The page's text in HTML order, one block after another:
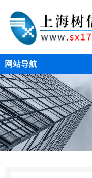
网站导航